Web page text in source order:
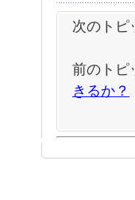
次のトピ
前のトピ
きるか？